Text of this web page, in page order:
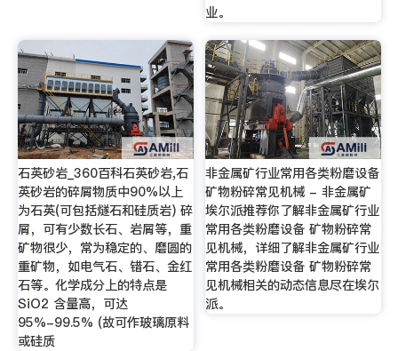
业。
石英砂岩_360百科石英砂岩,石
英砂岩的碎屑物质中90%以上
为石英(可包括燧石和硅质岩) 碎
屑，可有少数长石、岩屑等，重
矿物很少，常为稳定的、磨圆的
重矿物，如电气石、错石、金红
石等。化学成分上的特点是
SiO2 含量高，可达
95%-99.5% (故可作玻璃原料
或硅质
非金属矿行业常用各类粉磨设备
矿物粉碎常见机械 - 非金属矿
埃尔派推荐你了解非金属矿行业
常用各类粉磨设备 矿物粉碎常
见机械，详细了解非金属矿行业
常用各类粉磨设备 矿物粉碎常
见机械相关的动态信息尽在埃尔
派。